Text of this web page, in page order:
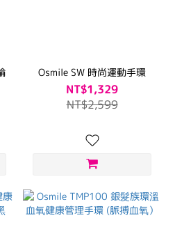
Osmile SW 時尚運動手環
NT$1,329
NT$2,599